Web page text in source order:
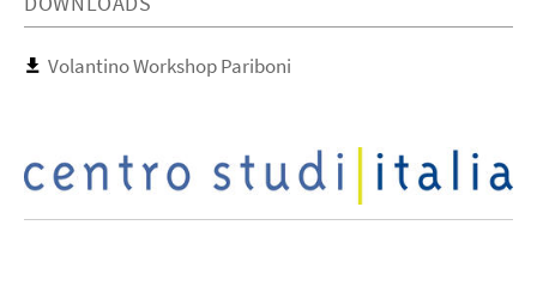
Volantino Workshop Pariboni